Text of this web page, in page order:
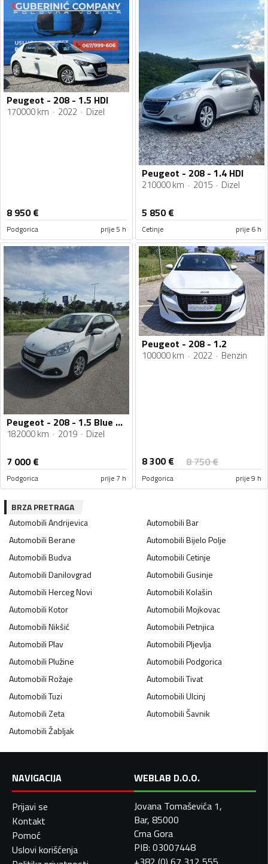
Peugeot - 208 - 1.5 HDI
170000 km 2022 Dizel
8 950€
Podgorica prije 5 h
Peugeot - 208 - 1.4 HDI
210000 km 2015 Dizel
5 850€
Cetinje prije 6 h
Peugeot - 208 - 1.5 Blue HDI
182000 km 2019 Dizel
7 000€
Podgorica prije 7 h
Peugeot - 208 - 1.2
100000 km 2022 Benzin
8 300€ 8 750€
Podgorica prije 9 h
BRZA PRETRAGA
AutomobiliAndrijevica AutomobiliBar
AutomobiliBerane AutomobiliBijelo Polje
AutomobiliBudva AutomobiliCetinje
AutomobiliDanilovgrad AutomobiliGusinje
AutomobiliHerceg Novi AutomobiliKolašin
AutomobiliKotor AutomobiliMojkovac
AutomobiliNikšić AutomobiliPetnjica
AutomobiliPlav AutomobiliPljevlja
AutomobiliPlužine AutomobiliPodgorica
AutomobiliRožaje AutomobiliTivat
AutomobiliTuzi AutomobiliUlcinj
AutomobiliZeta AutomobiliŠavnik
AutomobiliŽabljak
NAVIGACIJA
Prijavi se
Kontakt
Pomoć
Uslovi korišćenja
WEBLAB D.O.O.
Jovana Tomaševića 1,
Bar, 85000
Crna Gora
PIB: 03007448